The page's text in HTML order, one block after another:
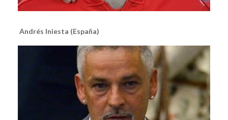
Andrés Iniesta (España)